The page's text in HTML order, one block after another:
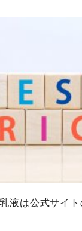
液は公式サイ